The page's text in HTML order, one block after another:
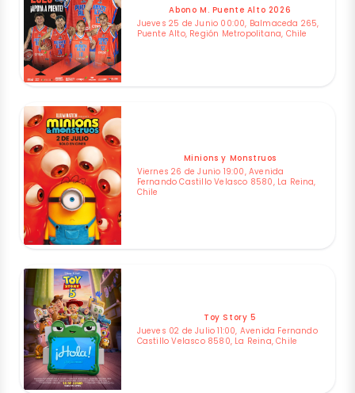
Abono M. Puente Alto 2026
Jueves 25 de Junio 00:00, Balmaceda 265,
Puente Alto, Región Metropolitana, Chile
Minions y Monstruos
Viernes 26 de Junio 19:00, Avenida
Fernando Castillo Velasco 8580, La Reina,
Chile
Toy Story 5
Jueves 02 de Julio 11:00, Avenida Fernando
Castillo Velasco 8580, La Reina, Chile